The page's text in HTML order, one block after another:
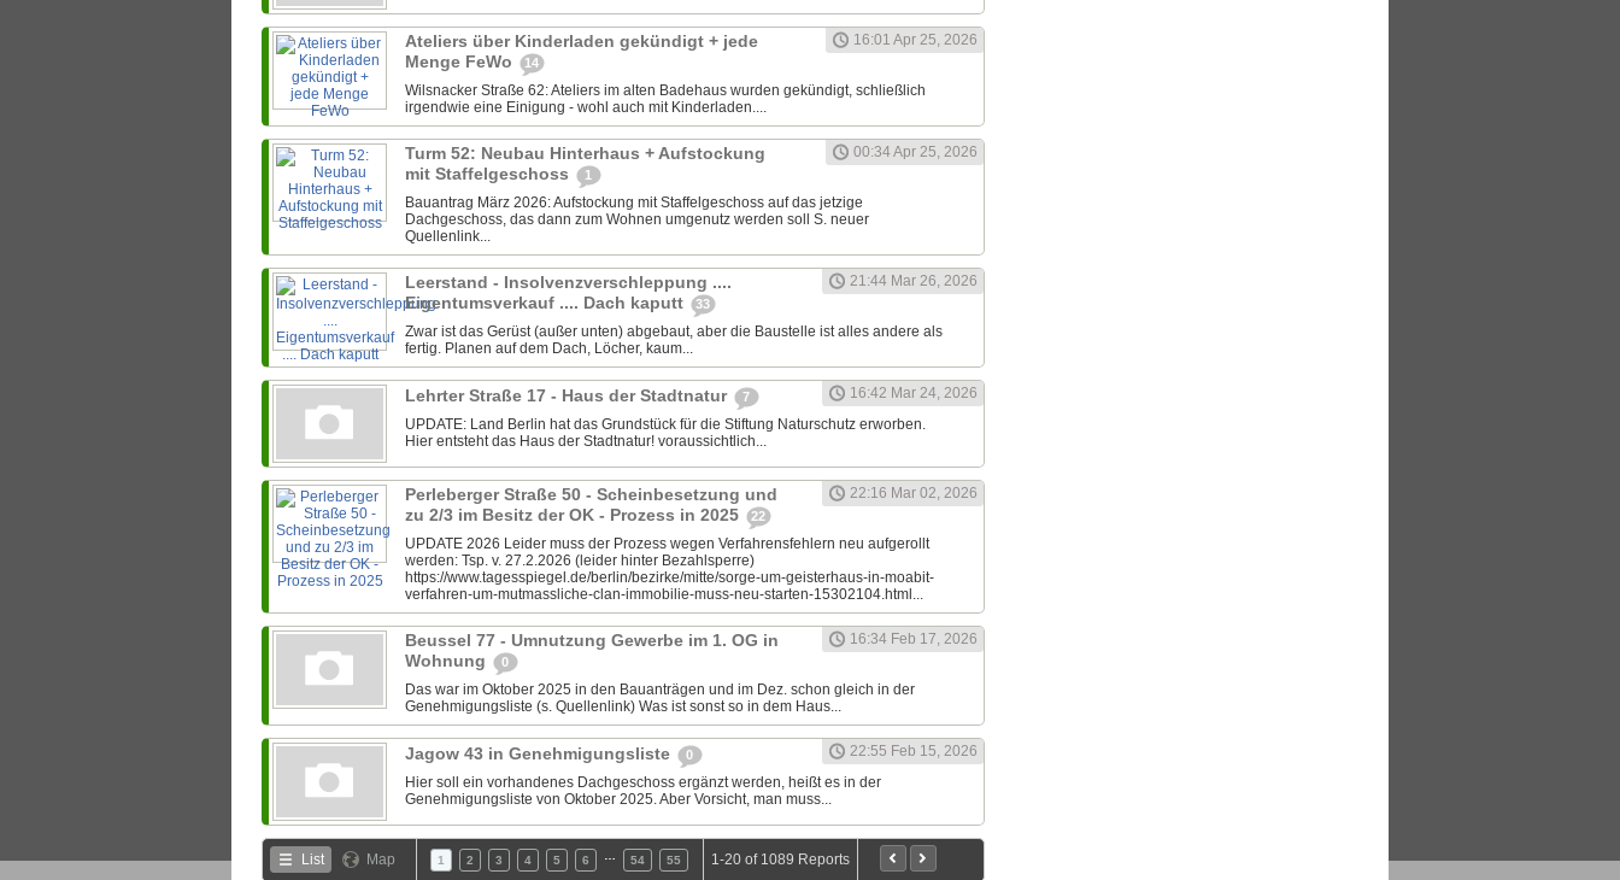
Ateliers über Kinderladen gekündigt + jede
Menge FeWo
14
16:01 Apr 25, 2026
Wilsnacker Straße 62: Ateliers im alten Badehaus wurden gekündigt, schließlich
irgendwie eine Einigung - wohl auch mit Kinderladen....
Turm 52: Neubau Hinterhaus + Aufstockung
mit Staffelgeschoss
1
00:34 Apr 25, 2026
Bauantrag März 2026: Aufstockung mit Staffelgeschoss auf das jetzige
Dachgeschoss, das dann zum Wohnen umgenutz werden soll S. neuer
Quellenlink...
Leerstand - Insolvenzverschleppung ....
Eigentumsverkauf .... Dach kaputt
33
21:44 Mar 26, 2026
Zwar ist das Gerüst (außer unten) abgebaut, aber die Baustelle ist alles andere als
fertig. Planen auf dem Dach, Löcher, kaum...
Lehrter Straße 17 - Haus der Stadtnatur 7
16:42 Mar 24, 2026
UPDATE: Land Berlin hat das Grundstück für die Stiftung Naturschutz erworben.
Hier entsteht das Haus der Stadtnatur! voraussichtlich...
Perleberger Straße 50 - Scheinbesetzung und
zu 2/3 im Besitz der OK - Prozess in 2025
22
22:16 Mar 02, 2026
UPDATE 2026 Leider muss der Prozess wegen Verfahrensfehlern neu aufgerollt
werden: Tsp. v. 27.2.2026 (leider hinter Bezahlsperre)
https://www.tagesspiegel.de/berlin/bezirke/mitte/sorge-um-geisterhaus-in-moabit-
verfahren-um-mutmassliche-clan-immobilie-muss-neu-starten-15302104.html...
Beussel 77 - Umnutzung Gewerbe im 1. OG in
Wohnung
0
16:34 Feb 17, 2026
Das war im Oktober 2025 in den Bauanträgen und im Dez. schon gleich in der
Genehmigungsliste (s. Quellenlink) Was ist sonst so in dem Haus...
Jagow 43 in Genehmigungsliste 0
22:55 Feb 15, 2026
Hier soll ein vorhandenes Dachgeschoss ergänzt werden, heißt es in der
Genehmigungsliste von Oktober 2025. Aber Vorsicht, man muss...
List Map 1 2 3 4 5 6 54 55 1-20 of 1089 Reports